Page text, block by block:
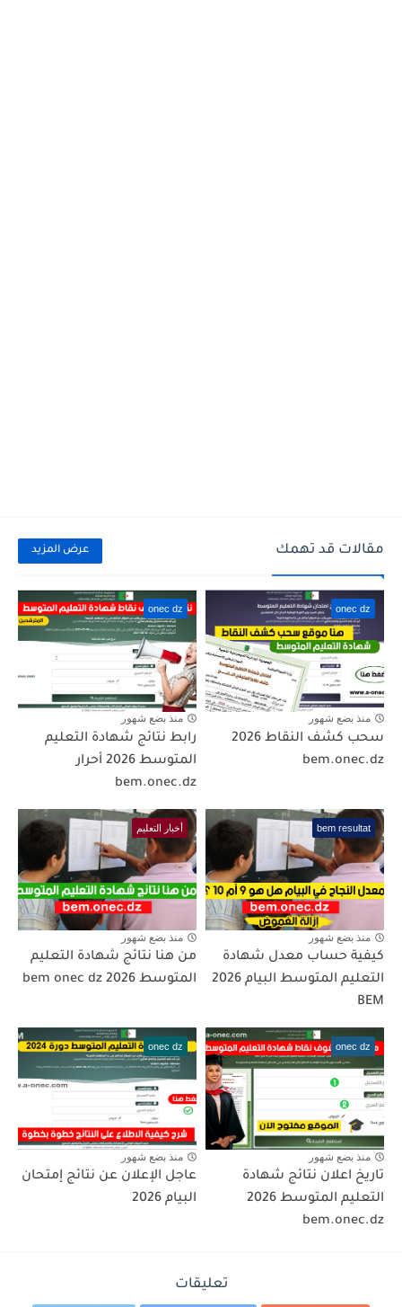
مقالات قد تهمك عرض المزيد
onec dz
منذ بضع شهور
سحب كشف النقاط 2026
bem.onec.dz
onec dz
منذ بضع شهور
رابط نتائج شهادة التعليم
المتوسط 2026 أحرار
bem.onec.dz
bem resultat
منذ بضع شهور
كيفية حساب معدل شهادة
التعليم المتوسط البيام 2026
BEM
أخبار التعليم
منذ بضع شهور
من هنا نتائج شهادة التعليم
المتوسط bem onec dz 2026
onec dz
منذ بضع شهور
تاريخ اعلان نتائج شهادة
التعليم المتوسط 2026
bem.onec.dz
onec dz
منذ بضع شهور
عاجل الإعلان عن نتائج إمتحان
البيام 2026
تعليقات